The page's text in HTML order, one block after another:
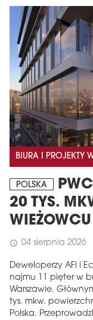
BIURA I PROJEKTY
POLSKA
20 TYS.
schedule 04 sierpnia 2026
Deweloperzy AFI i
najmu 11 pięter w
Warszawie.
tys. mkw.
Polska.